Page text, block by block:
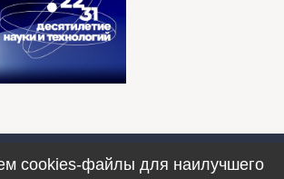
cookies-файлы для наилучшего